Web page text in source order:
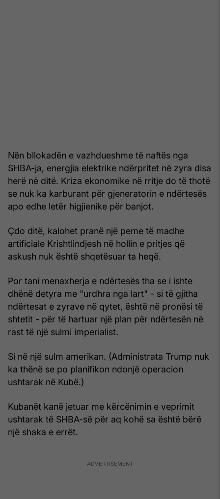
Nën bllokadën e vazhdueshme të naftës nga
SHBA-ja, energjia elektrike ndërpritet në zyra disa
herë në ditë. Kriza ekonomike në rritje do të thotë
se nuk ka karburant për gjeneratorin e ndërtesës
apo edhe letër higjienike për banjot.
Çdo ditë, kalohet pranë një peme të madhe
artificiale Krishtlindjesh në hollin e pritjes që
askush nuk është shqetësuar ta heqë.
Por tani menaxherja e ndërtesës tha se i ishte
dhënë detyra me "urdhra nga lart" - si të gjitha
ndërtesat e zyrave në qytet, është në pronësi të
shtetit - për të hartuar një plan për ndërtesën në
rast të një sulmi imperialist.
Si në një sulm amerikan. (Administrata Trump nuk
ka thënë se po planifikon ndonjë operacion
ushtarak në Kubë.)
Kubanët kanë jetuar me kërcënimin e veprimit
ushtarak të SHBA-së për aq kohë sa është bërë
një shaka e errët.